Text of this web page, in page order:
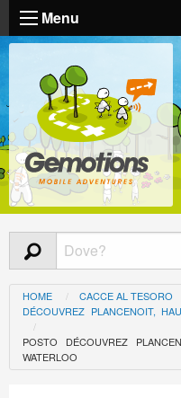
Menu
HOME CACCE AL TESORO
DÉCOUVREZ PLANCENOIT,
POSTO DÉCOUVREZ
WATERLOO